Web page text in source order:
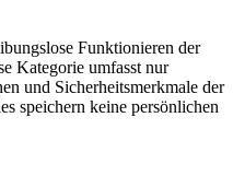
Funktionieren der
Kategorie umfasst nur
und Sicherheitsmerkmale der
speichern keine persönlichen